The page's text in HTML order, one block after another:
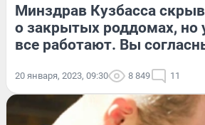
Минздрав Кузбасса
о закрытых роддомах, но
все работают. Вы
20 января, 2023, 09:30 8 849 11